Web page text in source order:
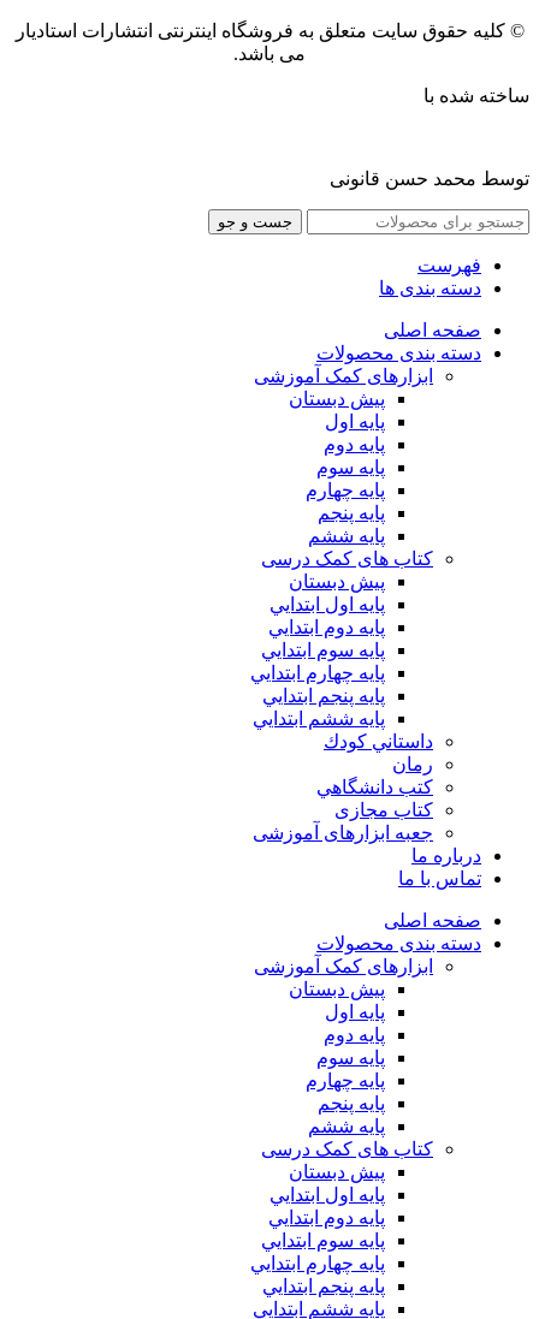
© کلیه حقوق سایت متعلق به فروشگاه اینترنتی انتشارات استادیار
می باشد.
ساخته شده با
توسط محمد حسن قانونی
جست و جو
فهرست
دسته بندی ها
صفحه اصلی
دسته بندی محصولات
ابزارهای کمک آموزشی
پیش دبستان
پایه اول
پایه دوم
پایه سوم
پایه چهارم
پايه پنجم
پایه ششم
کتاب های کمک درسی
پیش دبستان
پايه اول ابتدايي
پايه دوم ابتدايي
پايه سوم ابتدايي
پايه چهارم ابتدايي
پايه پنجم ابتدايي
پايه ششم ابتدايي
داستاني كودك
رمان
كتب دانشگاهي
کتاب مجازی
جعبه ابزارهای آموزشی
درباره ما
تماس با ما
صفحه اصلی
دسته بندی محصولات
ابزارهای کمک آموزشی
پیش دبستان
پایه اول
پایه دوم
پایه سوم
پایه چهارم
پايه پنجم
پایه ششم
کتاب های کمک درسی
پیش دبستان
پايه اول ابتدايي
پايه دوم ابتدايي
پايه سوم ابتدايي
پايه چهارم ابتدايي
پايه پنجم ابتدايي
پايه ششم ابتدايي